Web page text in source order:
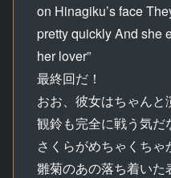
on Hinagiku’s face
pretty quickly And she
her lover”
最終回だ！
おお、彼女はちゃんと
観鈴も完全に戦う気だ
さくらがめちゃくちゃ
雛菊のあの落ち着いた